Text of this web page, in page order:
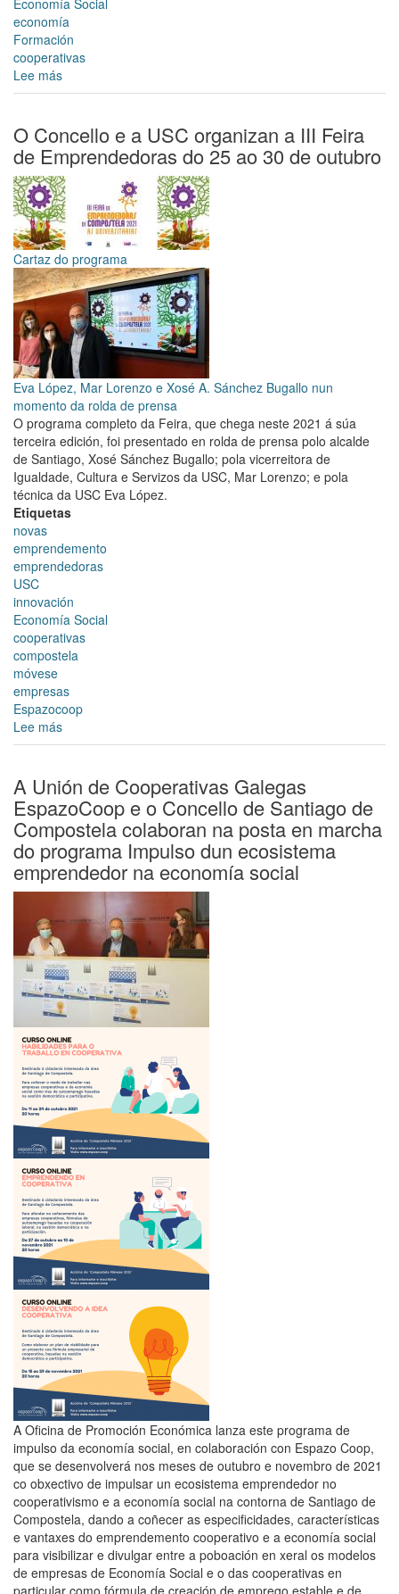
economía
Formación
cooperativas
Lee más
O
de
Santiago
e
Espazocoop
colaboran
nun
programa
de
Formación
Especializada
de
Cooperativas
O Concello e a USC organizan a III Feira
de Emprendedoras do 25 ao 30 de outubro
Cartaz do programa
Eva López, Mar Lorenzo e Xosé A. Sánchez Bugallo nun
momento da rolda de prensa
O programa completo da Feira, que chega neste 2021 á súa
terceira edición, foi presentado en rolda de prensa polo alcalde
de Santiago, Xosé Sánchez Bugallo; pola vicerreitora de
Igualdade, Cultura e Servizos da USC, Mar Lorenzo; e pola
técnica da USC Eva López.
Etiquetas
novas
emprendemento
emprendedoras
USC
innovación
Economía Social
cooperativas
compostela
móvese
empresas
Espazocoop
Lee más
O
e
a
USC
organizan
a
III
Emprendedoras
do
25
ao
30
de
outubro
A Unión de Cooperativas Galegas
EspazoCoop e o Concello de Santiago de
Compostela colaboran na posta en marcha
do programa Impulso dun ecosistema
emprendedor na economía social
A Oficina de Promoción Económica lanza este programa de
impulso da economía social, en colaboración con Espazo Coop,
que se desenvolverá nos meses de outubro e novembro de 2021
co obxectivo de impulsar un ecosistema emprendedor no
cooperativismo e a economía social na contorna de Santiago de
Compostela, dando a coñecer as especificidades, características
e vantaxes do emprendemento cooperativo e a economía social
para visibilizar e divulgar entre a poboación en xeral os modelos
de empresas de Economía Social e o das cooperativas en
particular como fórmula de creación de emprego estable e de